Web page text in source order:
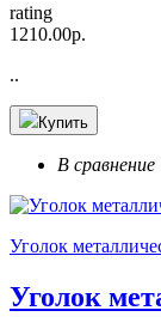
rating
1210.00р.
..
Купить
В сравнение
Уголок
Уголок